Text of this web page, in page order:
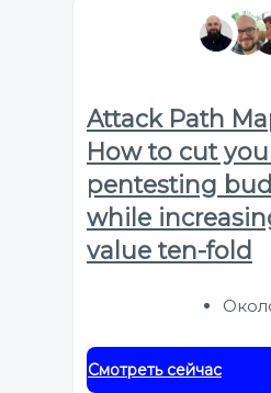
Attack Path
How to cut
pentesting
while
value ten-fold
Смотреть сейчас